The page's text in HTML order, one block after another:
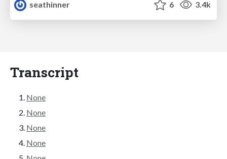
seathinner
6 3.4k
Transcript
None
None
None
None